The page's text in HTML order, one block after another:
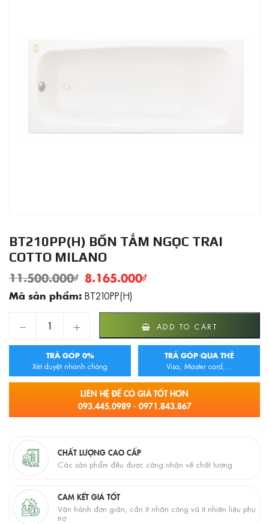
BT210PP(H) BỒN TẮM NGỌC TRAI
COTTO MILANO
11.500.000₫ 8.165.000₫
Mã sản phẩm: BT210PP(H)
BT210PP(H) Bồn tắm ngọc trai Cotto Milano quantity
ADD TO CART
TRẢ GÓP 0%
Xét duyệt nhanh chóng
TRẢ GÓP QUA THẺ
Visa, Master card,...
LIÊN HỆ ĐỂ CÓ GIÁ TỐT HƠN
093.445.0989 - 0971.843.867
CHẤT LƯỢNG CAO CẤP
Các sản phẩm đều được công nhận về chất lượng
CAM KẾT GIÁ TỐT
Vận hành đơn giản, cần ít nhân công và ít nhiên liệu phụ
trợ